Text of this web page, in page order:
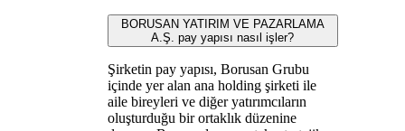
BORUSAN YATIRIM VE PAZARLAMA
A.Ş. pay yapısı nasıl işler?
Şirketin pay yapısı, Borusan Grubu
içinde yer alan ana holding şirketi ile
aile bireyleri ve diğer yatırımcıların
oluşturduğu bir ortaklık düzenine